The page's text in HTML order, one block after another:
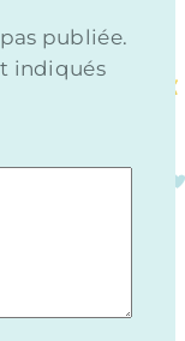
publiée.
indiqués